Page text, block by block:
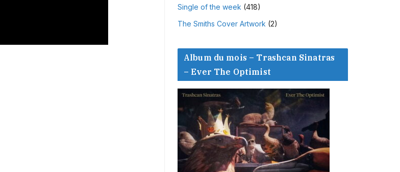
Single of the week (418)
The Smiths Cover Artwork (2)
Album du mois – Trashcan Sinatras
– Ever The Optimist